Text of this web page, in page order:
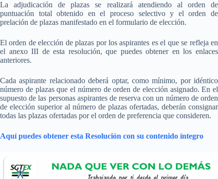
La adjudicación de plazas se realizará atendiendo al orden de
puntuación total obtenido en el proceso selectivo y el orden de
prelación de plazas manifestado en el formulario de elección.
El orden de elección de plazas por los aspirantes es el que se refleja en
el anexo III de esta resolución, que puedes obtener en los enlaces
anteriores.
Cada aspirante relacionado deberá optar, como mínimo, por idéntico
número de plazas que el número de orden de elección asignado. En el
supuesto de las personas aspirantes de reserva con un número de orden
de elección superior al número de plazas ofertadas, deberán consignar
todas las plazas ofertadas por el orden de preferencia que consideren.
Aquí puedes obtener esta Resolución con su contenido íntegro